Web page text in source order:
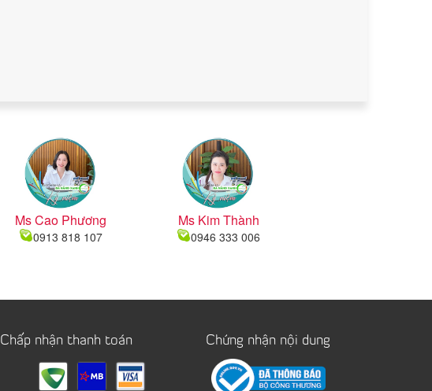
Ms Cao Phương
0913 818 107
Ms Kim Thành
0946 333 006
Chấp nhận thanh toán Chứng nhận nội dung